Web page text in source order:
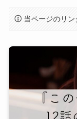
当ページのリン